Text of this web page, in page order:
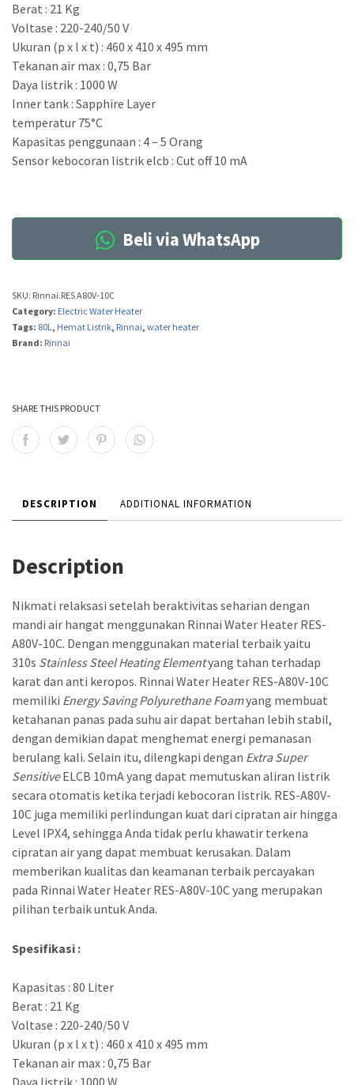
Berat : 21 Kg
Voltase : 220-240/50 V
Ukuran (p x l x t) : 460 x 410 x 495 mm
Tekanan air max : 0,75 Bar
Daya listrik : 1000 W
Inner tank : Sapphire Layer
temperatur 75°C
Kapasitas penggunaan : 4 – 5 Orang
Sensor kebocoran listrik elcb : Cut off 10 mA
Beli via WhatsApp
SKU: Rinnai.RES A80V-10C
Category: Electric Water Heater
Tags: 80L, Hemat Listrik, Rinnai, water heater
Brand: Rinnai
SHARE THIS PRODUCT
DESCRIPTION ADDITIONAL INFORMATION
Description
Nikmati relaksasi setelah beraktivitas seharian dengan
mandi air hangat menggunakan Rinnai Water Heater RES-
A80V-10C. Dengan menggunakan material terbaik yaitu
310s Stainless Steel Heating Elementyang tahan terhadap
karat dan anti keropos. Rinnai Water Heater RES-A80V-10C
memiliki Energy Saving Polyurethane Foamyang membuat
ketahanan panas pada suhu air dapat bertahan lebih stabil,
dengan demikian dapat menghemat energi pemanasan
berulang kali. Selain itu, dilengkapi dengan Extra Super
SensitiveELCB 10mA yang dapat memutuskan aliran listrik
secara otomatis ketika terjadi kebocoran listrik. RES-A80V-
10C juga memiliki perlindungan kuat dari cipratan air hingga
Level IPX4, sehingga Anda tidak perlu khawatir terkena
cipratan air yang dapat membuat kerusakan. Dalam
memberikan kualitas dan keamanan terbaik percayakan
pada Rinnai Water Heater RES-A80V-10C yang merupakan
pilihan terbaik untuk Anda.
Spesifikasi :
Kapasitas : 80 Liter
Berat : 21 Kg
Voltase : 220-240/50 V
Ukuran (p x l x t) : 460 x 410 x 495 mm
Tekanan air max : 0,75 Bar